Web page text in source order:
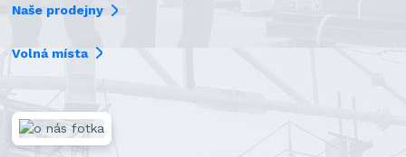
Naše prodejny
Volná místa